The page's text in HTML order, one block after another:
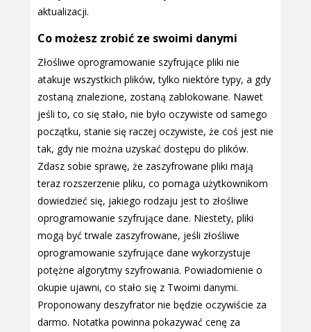
aktualizacji.
Co możesz zrobić ze swoimi danymi
Złośliwe oprogramowanie szyfrujące pliki nie
atakuje wszystkich plików, tylko niektóre typy, a gdy
zostaną znalezione, zostaną zablokowane. Nawet
jeśli to, co się stało, nie było oczywiste od samego
początku, stanie się raczej oczywiste, że coś jest nie
tak, gdy nie można uzyskać dostępu do plików.
Zdasz sobie sprawę, że zaszyfrowane pliki mają
teraz rozszerzenie pliku, co pomaga użytkownikom
dowiedzieć się, jakiego rodzaju jest to złośliwe
oprogramowanie szyfrujące dane. Niestety, pliki
mogą być trwale zaszyfrowane, jeśli złośliwe
oprogramowanie szyfrujące dane wykorzystuje
potężne algorytmy szyfrowania. Powiadomienie o
okupie ujawni, co stało się z Twoimi danymi.
Proponowany deszyfrator nie będzie oczywiście za
darmo. Notatka powinna pokazywać cenę za